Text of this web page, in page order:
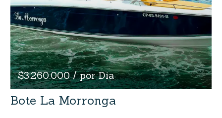
$3.260.000 / por Dia
Bote La Morronga